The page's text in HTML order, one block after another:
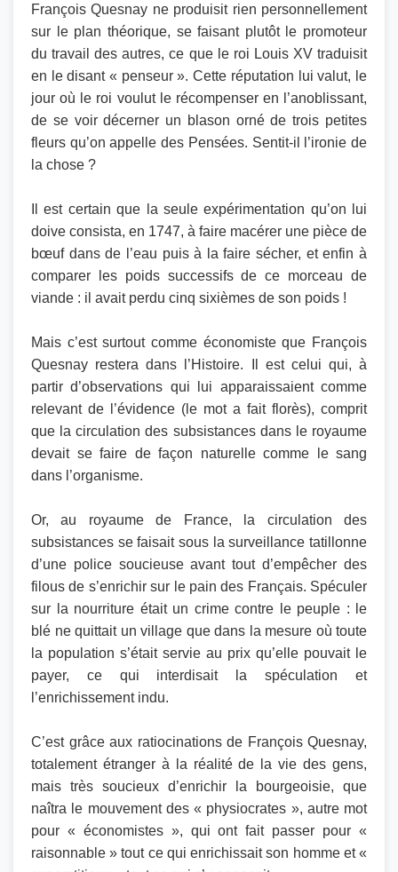
François Quesnay ne produisit rien personnellement
sur le plan théorique, se faisant plutôt le promoteur
du travail des autres, ce que le roi Louis XV traduisit
en le disant « penseur ». Cette réputation lui valut, le
jour où le roi voulut le récompenser en l’anoblissant,
de se voir décerner un blason orné de trois petites
fleurs qu’on appelle des Pensées. Sentit-il l’ironie de
la chose ?
Il est certain que la seule expérimentation qu’on lui
doive consista, en 1747, à faire macérer une pièce de
bœuf dans de l’eau puis à la faire sécher, et enfin à
comparer les poids successifs de ce morceau de
viande : il avait perdu cinq sixièmes de son poids !
Mais c’est surtout comme économiste que François
Quesnay restera dans l’Histoire. Il est celui qui, à
partir d’observations qui lui apparaissaient comme
relevant de l’évidence (le mot a fait florès), comprit
que la circulation des subsistances dans le royaume
devait se faire de façon naturelle comme le sang
dans l’organisme.
Or, au royaume de France, la circulation des
subsistances se faisait sous la surveillance tatillonne
d’une police soucieuse avant tout d’empêcher des
filous de s’enrichir sur le pain des Français. Spéculer
sur la nourriture était un crime contre le peuple : le
blé ne quittait un village que dans la mesure où toute
la population s’était servie au prix qu’elle pouvait le
payer, ce qui interdisait la spéculation et
l’enrichissement indu.
C’est grâce aux ratiocinations de François Quesnay,
totalement étranger à la réalité de la vie des gens,
mais très soucieux d’enrichir la bourgeoisie, que
naîtra le mouvement des « physiocrates », autre mot
pour « économistes », qui ont fait passer pour «
raisonnable » tout ce qui enrichissait son homme et «